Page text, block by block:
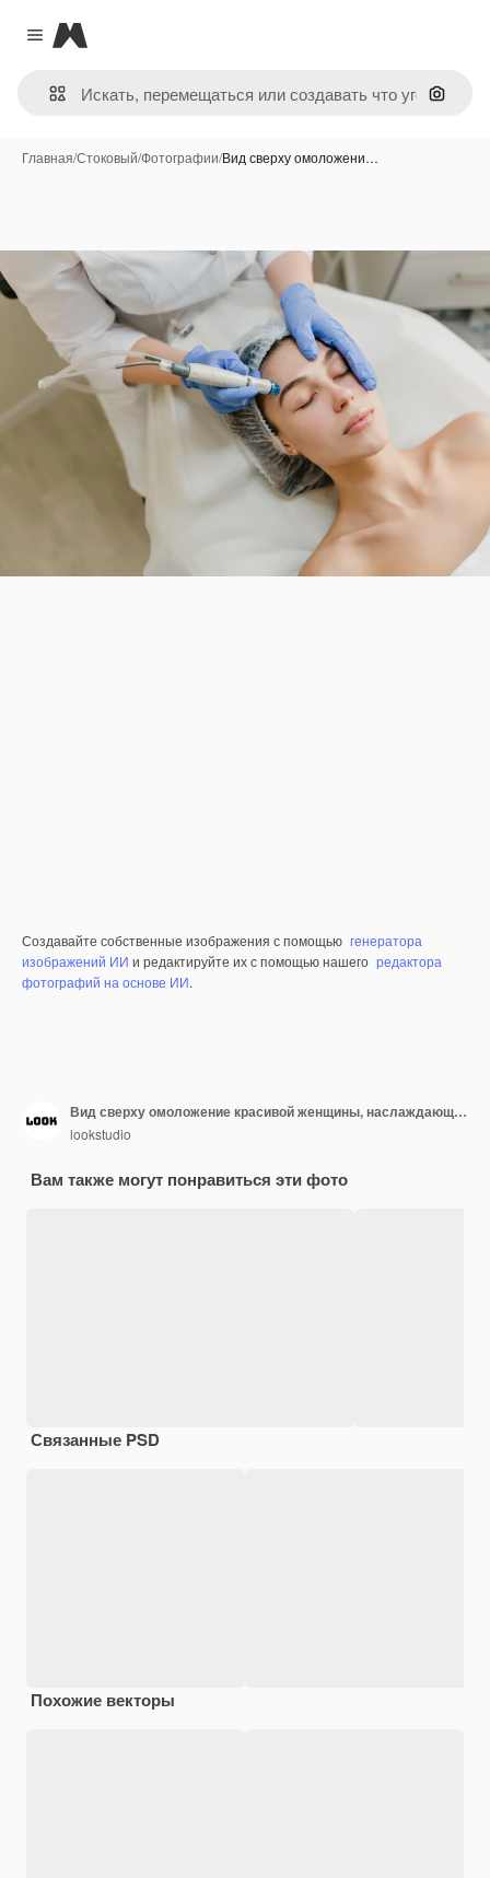
Close menu
Magnific
Поиск
Главная/Стоковый/Фотографии/Вид сверху омоложени…
Создавайте собственные изображения с помощью генератора
изображений ИИ и редактируйте их с помощью нашего редактора
фотографий на основе ИИ.
Вид сверху омоложение красивой женщины, наслаждающейся косметологическими процедурами в салоне красоты. Дерматология, руки в голубом сиянии, здравоохранение, терапия, ботокс
lookstudio
Вам также могут понравиться эти фото
Связанные PSD
Похожие векторы